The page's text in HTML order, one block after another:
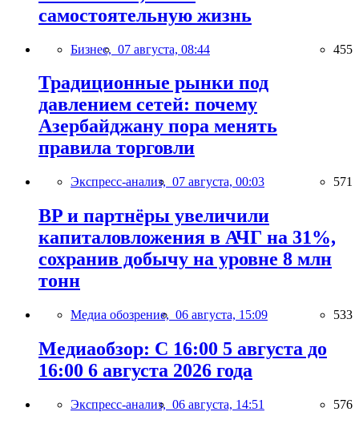
самостоятельную жизнь
Бизнес, 07 августа, 08:44 455
Традиционные рынки под
давлением сетей: почему
Азербайджану пора менять
правила торговли
Экспресс-анализ, 07 августа, 00:03 571
BP и партнёры увеличили
капиталовложения в АЧГ на 31%,
сохранив добычу на уровне 8 млн
тонн
Медиа обозрение, 06 августа, 15:09 533
Медиаобзор: С 16:00 5 августа до
16:00 6 августа 2026 года
Экспресс-анализ, 06 августа, 14:51 576